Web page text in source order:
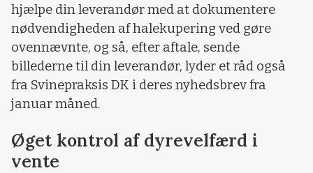
hjælpe din leverandør med at dokumentere
nødvendigheden af halekupering ved gøre
ovennævnte, og så, efter aftale, sende
billederne til din leverandør, lyder et råd også
fra Svinepraksis DK i deres nyhedsbrev fra
januar måned.
Øget kontrol af dyrevelfærd i
vente